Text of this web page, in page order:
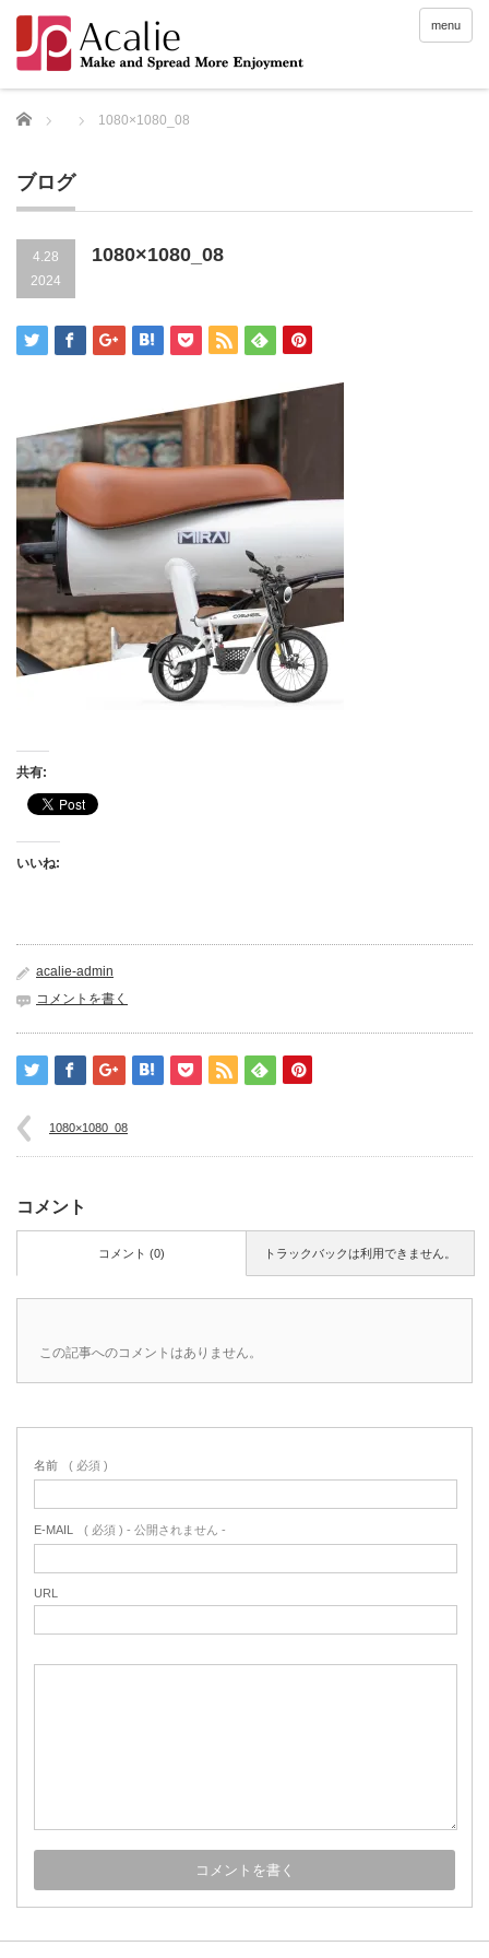
menu
Home 1080×1080_08
ブログ
4.28
2024
1080×1080_08
共有:
いいね:
acalie-admin
コメントを書く
1080×1080_08
コメント
トラックバックは利用できません。
コメント (0)
この記事へのコメントはありません。
名前 ( 必須 )
E-MAIL ( 必須 ) - 公開されません -
URL